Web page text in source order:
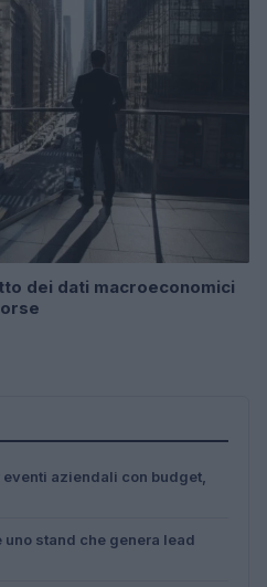
dei dati macroeconomici
aziendali con budget,
uno stand che genera lead